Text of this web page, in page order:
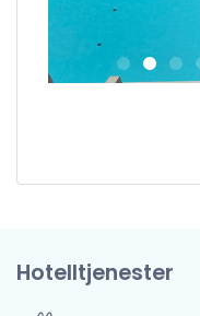
Hotelltjenester